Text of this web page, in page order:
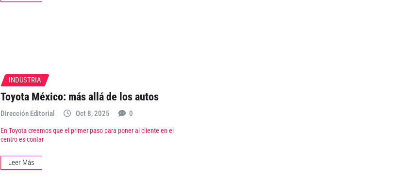
INDUSTRIA
Toyota México: más allá de los autos
Dirección Editorial Oct 8, 2025 0
En Toyota creemos que el primer paso para poner al cliente en el
centro es contar
Leer Más